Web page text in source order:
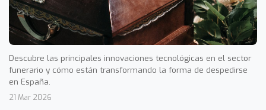
Descubre las principales innovaciones tecnológicas en el sector
funerario y cómo están transformando la forma de despedirse
en España.
21 Mar 2026